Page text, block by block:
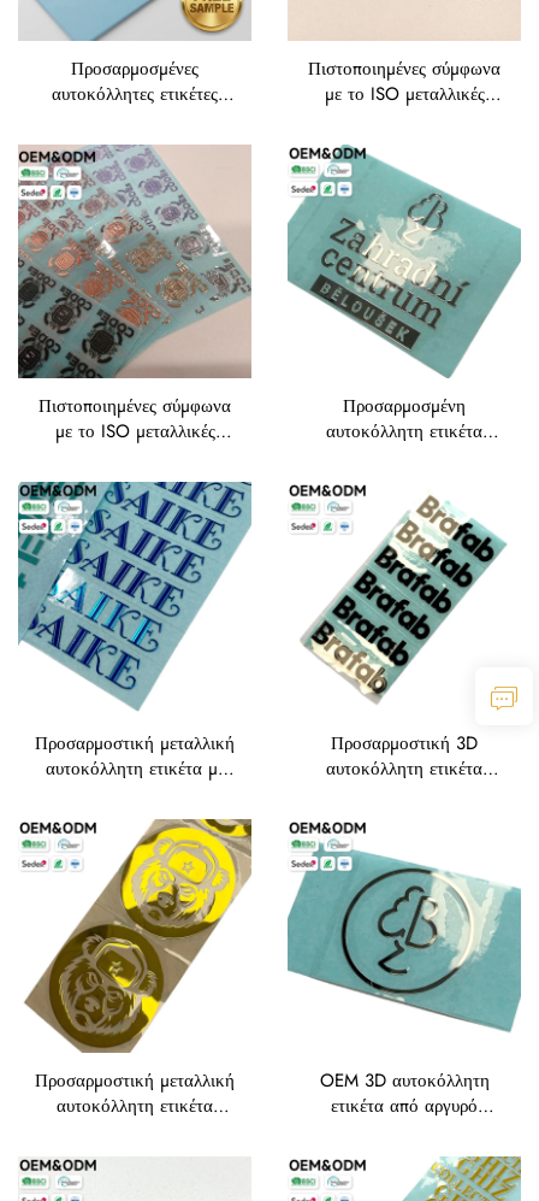
Προσαρμοσμένες
αυτοκόλλητες ετικέτες
επεξεργασμένη επιφάνεια
νικελίου | Αυτοκόλλητες
ετικέτες μετάλλου
Electroform με
διαχωρισμένο
γραμματοσειρά
Πιστοποιημένες σύμφωνα
με το ISO μεταλλικές
φύλλου, ανθεκτικές
ετικέτες με αργυρά
γράμματα και υψηλή
πρόσφυση για λογότυπα
Πιστοποιημένες σύμφωνα
με το ISO μεταλλικές
φύλλου, υψηλής ακρίβειας
μικροετικέτες σε ροζ
χρυσό, ασημί και μαύρο
Προσαρμοσμένη
αυτοκόλλητη ετικέτα
Αποκαθρακωμένη ετικέτα
λογότυπου νικελίου με
καθρεπτική επιφάνεια για
ετικέτες μάρκας με
πολυγλωσσική σήμανση
Προσαρμοστική μεταλλική
αυτοκόλλητη ετικέτα με
για λογότυπο, για την
ετικέτα των συσκευών
κουζίνας
Προσαρμοστική 3D
αυτοκόλλητη ετικέτα
ηλεκτροπλακωτή
μεταλλική ετικέτα για την
ετικέτα επίπλων και
οικιακών συσκευών
Προσαρμοστική μεταλλική
αυτοκόλλητη ετικέτα
λαμπερή φολίδα και
λογότυπο αρκούδας
OEM 3D αυτοκόλλητη
ετικέτα από αργυρό
ετικέτα μονόγραμμα για
ενδύματα και κουτιά